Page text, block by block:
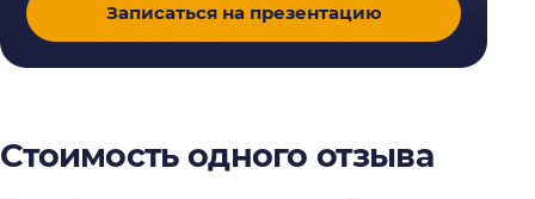
Записаться на презентацию
Стоимость одного отзыва